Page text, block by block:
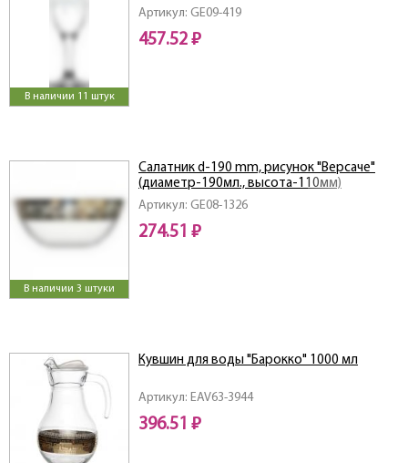
В наличии 11 штук
Артикул: GE09-419
457.52 ₽
В наличии 3 штуки
Артикул: GE08-1326
Салатник d-190 mm, рисунок "Версаче"
(диаметр-190мл., высота-110мм)
274.51 ₽
Артикул: EAV63-3944
Кувшин для воды "Барокко" 1000 мл
396.51 ₽